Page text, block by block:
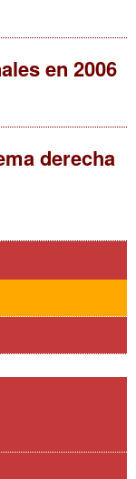
en 2006
derecha